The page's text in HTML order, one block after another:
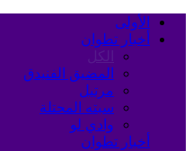
الأولى
أخبار تطوان
الكل
المضيق الفنيدق
مرتيل
سبته المحتلة
وادي لو
أخبار تطوان